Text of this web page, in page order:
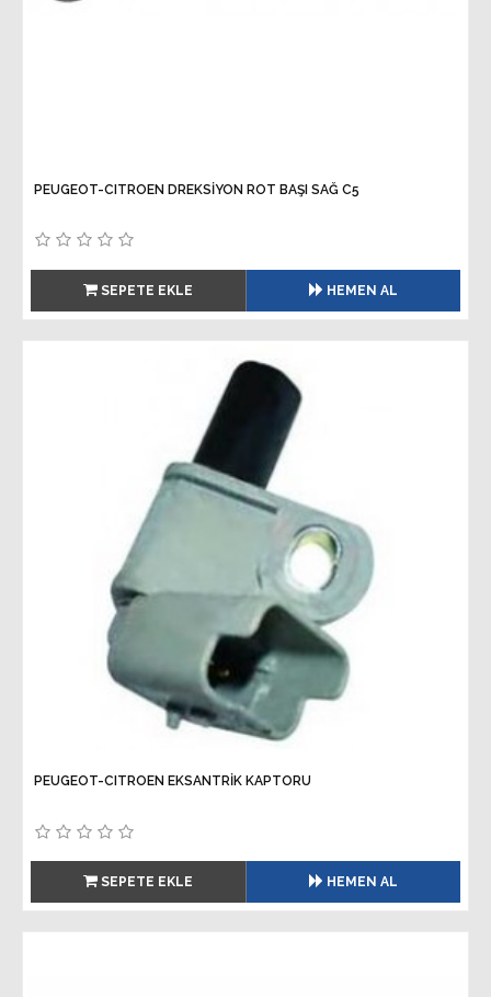
PEUGEOT-CITROEN DREKSİYON ROT BAŞI SAĞ C5
SEPETE EKLE HEMEN AL
PEUGEOT-CITROEN EKSANTRİK KAPTORU
SEPETE EKLE HEMEN AL